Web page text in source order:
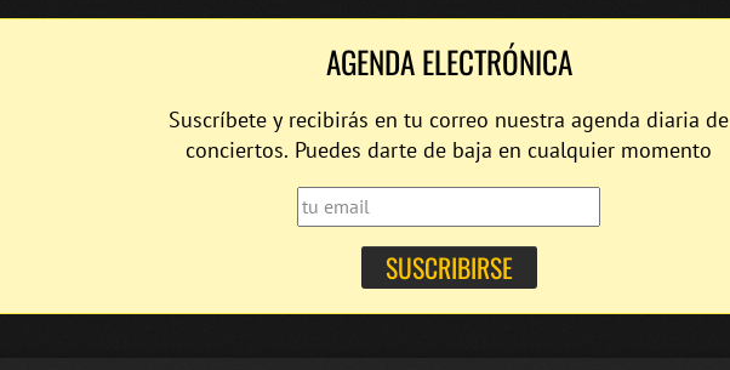
AGENDA ELECTRÓNICA
Suscríbete y recibirás en tu correo nuestra agenda diaria de
conciertos. Puedes darte de baja en cualquier momento